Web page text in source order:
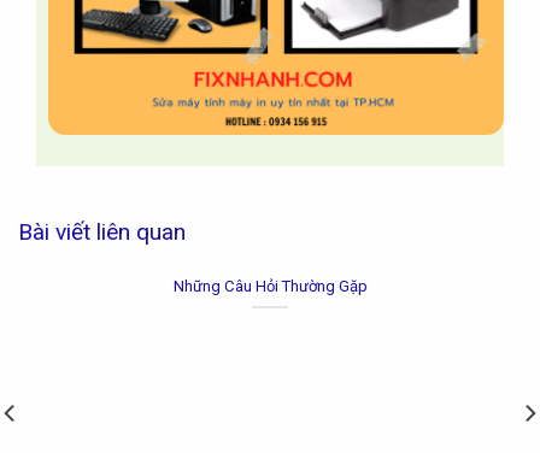
Bài viết liên quan
Nội Quy Công Ty